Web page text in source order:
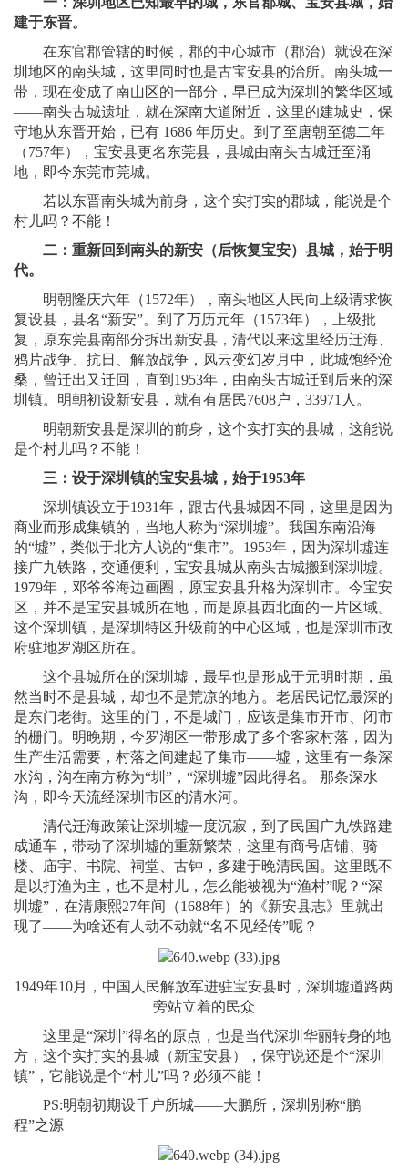
建于东晋。
在东官郡管辖的时候，郡的中心城市（郡治）就设在深
圳地区的南头城，这里同时也是古宝安县的治所。南头城一
带，现在变成了南山区的一部分，早已成为深圳的繁华区域
——南头古城遗址，就在深南大道附近，这里的建城史，保
守地从东晋开始，已有 1686 年历史。到了至唐朝至德二年
（757年），宝安县更名东莞县，县城由南头古城迁至涌
地，即今东莞市莞城。
若以东晋南头城为前身，这个实打实的郡城，能说是个
村儿吗？不能！
二：重新回到南头的新安（后恢复宝安）县城，始于明
代。
明朝隆庆六年（1572年），南头地区人民向上级请求恢
复设县，县名“新安”。到了万历元年（1573年），上级批
复，原东莞县南部分拆出新安县，清代以来这里经历迁海、
鸦片战争、抗日、解放战争，风云变幻岁月中，此城饱经沧
桑，曾迁出又迁回，直到1953年，由南头古城迁到后来的深
圳镇。明朝初设新安县，就有有居民7608户，33971人。
明朝新安县是深圳的前身，这个实打实的县城，这能说
是个村儿吗？不能！
三：设于深圳镇的宝安县城，始于1953年
深圳镇设立于1931年，跟古代县城因不同，这里是因为
商业而形成集镇的，当地人称为“深圳墟”。我国东南沿海
的“墟”，类似于北方人说的“集市”。1953年，因为深圳墟连
接广九铁路，交通便利，宝安县城从南头古城搬到深圳墟。
1979年，邓爷爷海边画圈，原宝安县升格为深圳市。今宝安
区，并不是宝安县城所在地，而是原县西北面的一片区域。
这个深圳镇，是深圳特区升级前的中心区域，也是深圳市政
府驻地罗湖区所在。
这个县城所在的深圳墟，最早也是形成于元明时期，虽
然当时不是县城，却也不是荒凉的地方。老居民记忆最深的
是东门老街。这里的门，不是城门，应该是集市开市、闭市
的栅门。明晚期，今罗湖区一带形成了多个客家村落，因为
生产生活需要，村落之间建起了集市——墟，这里有一条深
水沟，沟在南方称为“圳”，“深圳墟”因此得名。 那条深水
沟，即今天流经深圳市区的清水河。
清代迁海政策让深圳墟一度沉寂，到了民国广九铁路建
成通车，带动了深圳墟的重新繁荣，这里有商号店铺、骑
楼、庙宇、书院、祠堂、古钟，多建于晚清民国。这里既不
是以打渔为主，也不是村儿，怎么能被视为“渔村”呢？“深
圳墟”，在清康熙27年间（1688年）的《新安县志》里就出
现了——为啥还有人动不动就“名不见经传”呢？
1949年10月，中国人民解放军进驻宝安县时，深圳墟道路两
旁站立着的民众
这里是“深圳”得名的原点，也是当代深圳华丽转身的地
方，这个实打实的县城（新宝安县），保守说还是个“深圳
镇”，它能说是个“村儿”吗？必须不能！
PS:明朝初期设千户所城——大鹏所，深圳别称“鹏
程”之源